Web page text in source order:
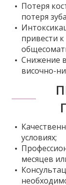
Потеря
потеря
привести
Снижение
височно-
условиях;
месяцев